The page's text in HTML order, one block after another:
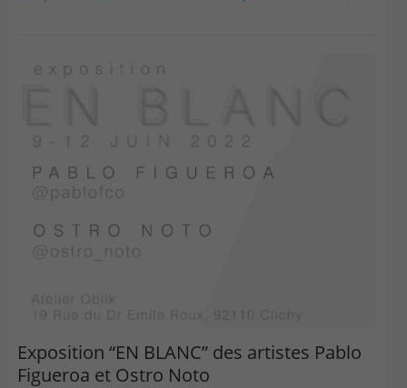
Exposition “EN BLANC” des artistes Pablo
Figueroa et Ostro Noto